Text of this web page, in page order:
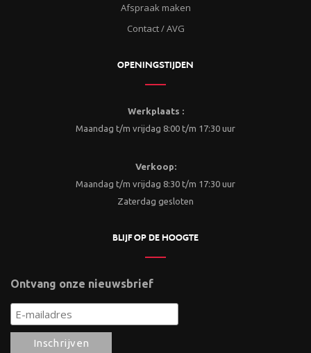
Afspraak maken
Contact / AVG
OPENINGSTIJDEN
Werkplaats :
Maandag t/m vrijdag 8:00 t/m 17:30 uur
Verkoop:
Maandag t/m vrijdag 8:30 t/m 17:30 uur
Zaterdag gesloten
BLIJF OP DE HOOGTE
Ontvang onze nieuwsbrief